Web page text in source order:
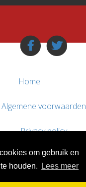
om gebruik en
houden.
Lees meer
Home
Algemene voorwaarden
Privacy policy
Contact / Support